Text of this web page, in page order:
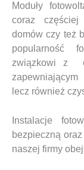
Moduły
coraz
domów czy też
popularność
związkowi z
lecz również
Instalacje
bezpieczną
naszej firmy